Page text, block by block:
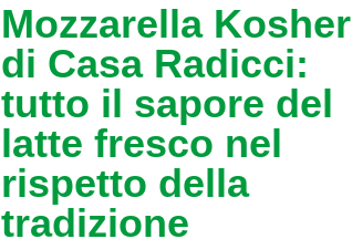
Mozzarella Kosher
di Casa Radicci:
tutto il sapore del
latte fresco nel
rispetto della
tradizione